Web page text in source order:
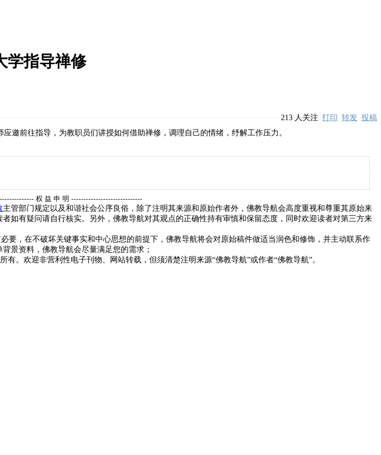
学指导禅修
213人关注 打印 转发 投稿
前往指导，为教职员们讲授如何借助禅修，调理自己的情绪，纾解工作压力。
权 益 申 明 -----------------------------
主管部门规定以及和谐社会公序良俗，除了注明其来源和原始作者外，佛教导航会高度重视和尊重其原始来
如有疑问请自行核实。另外，佛教导航对其观点的正确性持有审慎和保留态度，同时欢迎读者对第三方来
要，在不破坏关键事实和中心思想的前提下，佛教导航将会对原始稿件做适当润色和修饰，并主动联系作
景资料，佛教导航会尽量满足您的需求；
。欢迎非营利性电子刊物、网站转载，但须清楚注明来源“佛教导航”或作者“佛教导航”。